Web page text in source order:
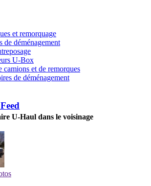
et remorquage
de déménagement
U-Box
camions et de remorques
de déménagement
U-Haul dans le voisinage